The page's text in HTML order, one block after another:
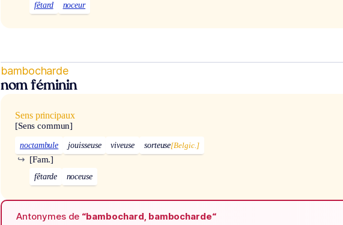
fêtard noceur
bambocharde
nom féminin
Sens principaux
[Sens commun]
noctambule jouisseuse viveuse sorteuse[Belgic.]
[Fam.]
↪
fêtarde noceuse
Antonymes de “bambochard, bambocharde“